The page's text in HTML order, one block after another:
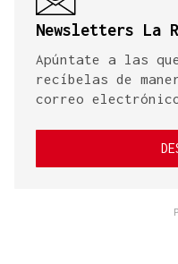
Newsletters La
Apúntate a las
recíbelas de
correo